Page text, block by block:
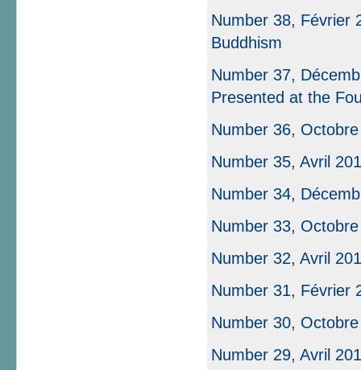
Number 38, Février
Buddhism
Number 37,
Presented at the
Number 36,
Number 35, Avril
Number 34,
Number 33,
Number 32, Avril
Number 31, Février
Number 30,
Number 29, Avril